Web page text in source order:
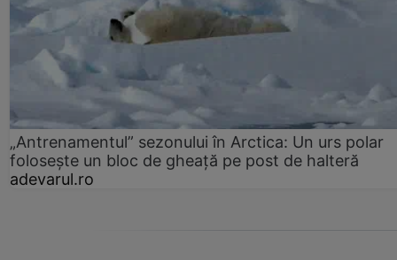
„Antrenamentul” sezonului în Arctica: Un urs polar
folosește un bloc de gheață pe post de halteră
adevarul.ro